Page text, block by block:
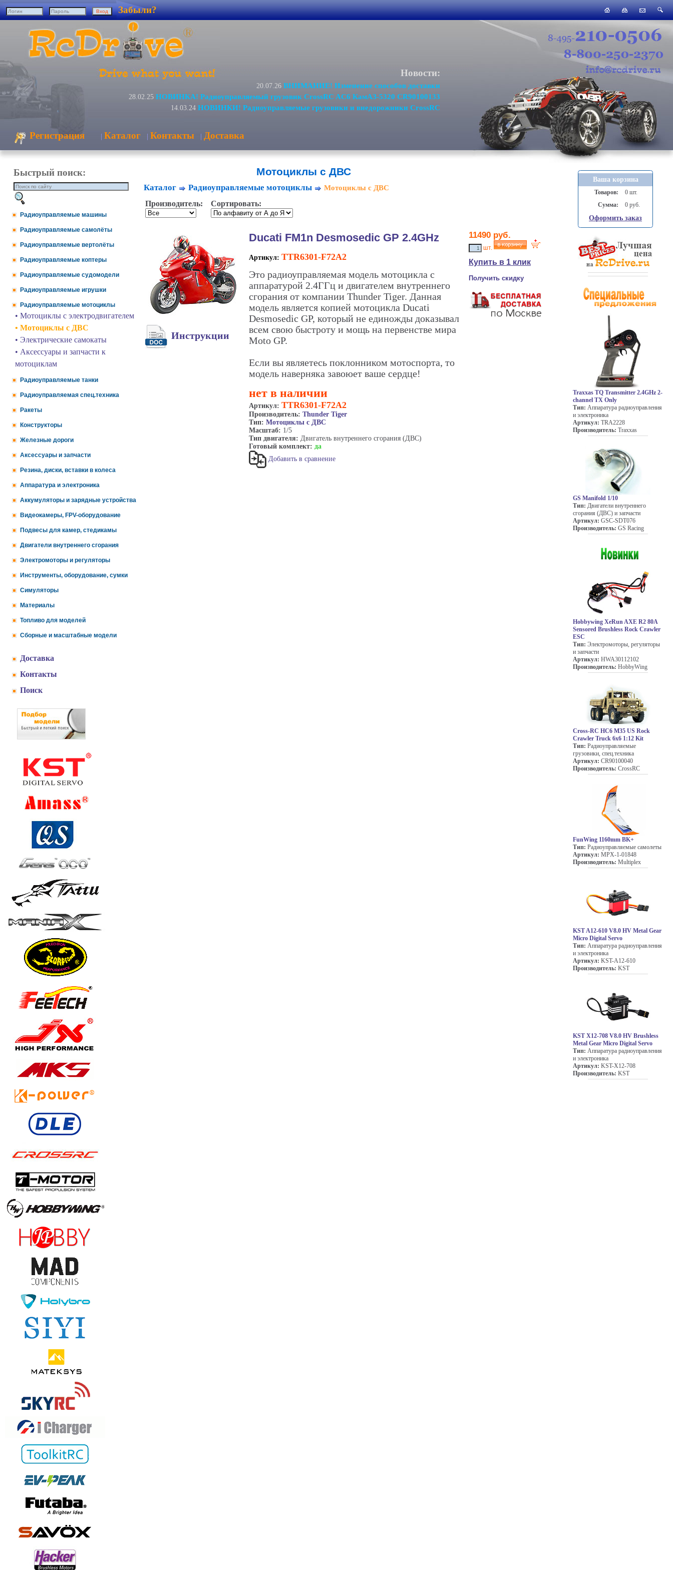
Забыли?
Новости:
20.07.26 ВНИМАНИЕ! Изменение способов доставки
28.02.25 НОВИНКА! Радиоуправляемый грузовик CrossRC AC6 КамАЗ-5320 CR90100133
14.03.24 НОВИНКИ! Радиоуправляемые грузовики и внедорожники CrossRC
Регистрация | Каталог | Контакты | Доставка
Быстрый поиск:
Радиоуправляемые машины
Радиоуправляемые самолёты
Радиоуправляемые вертолёты
Радиоуправляемые коптеры
Радиоуправляемые судомодели
Радиоуправляемые игрушки
Радиоуправляемые мотоциклы
• Мотоциклы с электродвигателем
• Мотоциклы с ДВС
• Электрические самокаты
• Аксессуары и запчасти к
мотоциклам
Радиоуправляемые танки
Радиоуправляемая спец.техника
Ракеты
Конструкторы
Железные дороги
Аксессуары и запчасти
Резина, диски, вставки в колеса
Аппаратура и электроника
Аккумуляторы и зарядные устройства
Видеокамеры, FPV-оборудование
Подвесы для камер, стедикамы
Двигатели внутреннего сгорания
Электромоторы и регуляторы
Инструменты, оборудование, сумки
Симуляторы
Материалы
Топливо для моделей
Сборные и масштабные модели
Доставка
Контакты
Поиск
Мотоциклы с ДВС
Каталог Радиоуправляемые мотоциклы
Мотоциклы с ДВС
Производитель:
Сортировать:
Инструкции
Ducati FM1n Desmosedic GP 2.4GHz
Артикул: TTR6301-F72A2
Это радиоуправляемая модель мотоцикла с
аппаратурой 2.4ГГц и двигателем внутреннего
сгорания от компании Thunder Tiger. Данная
модель является копией мотоцикла Ducati
Desmosedic GP, который не единожды доказывал
всем свою быстроту и мощь на первенстве мира
Moto GP.
Если вы являетесь поклонником мотоспорта, то
модель наверняка завоюет ваше сердце!
нет в наличии
Артикул: TTR6301-F72A2
Производитель: Thunder Tiger
Тип: Мотоциклы с ДВС
Масштаб: 1/5
Тип двигателя: Двигатель внутреннего сгорания (ДВС)
Готовый комплект: да
Добавить в сравнение
11490 руб.
шт.
Купить в 1 клик
Получить скидку
Ваша корзина
Товаров:
0 шт.
Сумма:
0 руб.
Оформить заказ
Traxxas TQ Transmitter 2.4GHz 2-
channel TX Only
Тип: Аппаратура радиоуправления
и электроника
Артикул: TRA2228
Производитель: Traxxas
GS Manifold 1/10
Тип: Двигатели внутреннего
сгорания (ДВС) и запчасти
Артикул: GSC-SDT076
Производитель: GS Racing
Hobbywing XeRun AXE R2 80A
Sensored Brushless Rock Crawler
ESC
Тип: Электромоторы, регуляторы
и запчасти
Артикул: HWA30112102
Производитель: HobbyWing
Cross-RC HC6 M35 US Rock
Crawler Truck 6x6 1:12 Kit
Тип: Радиоуправляемые
грузовики, спец.техника
Артикул: CR90100040
Производитель: CrossRC
FunWing 1160mm BK+
Тип: Радиоуправляемые самолеты
Артикул: MPX-1-01848
Производитель: Multiplex
KST A12-610 V8.0 HV Metal Gear
Micro Digital Servo
Тип: Аппаратура радиоуправления
и электроника
Артикул: KST-A12-610
Производитель: KST
KST X12-708 V8.0 HV Brushless
Metal Gear Micro Digital Servo
Тип: Аппаратура радиоуправления
и электроника
Артикул: KST-X12-708
Производитель: KST